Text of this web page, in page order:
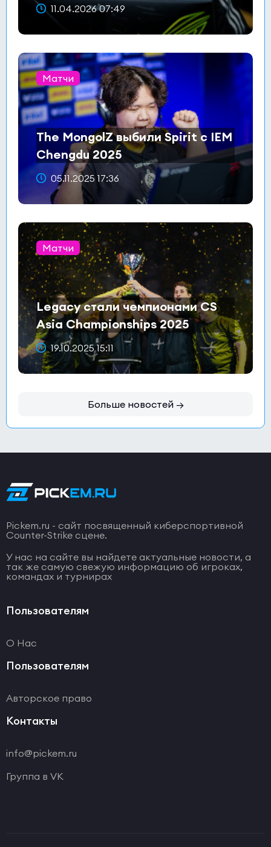
11.04.2026 07:49
Матчи
The MongolZ выбили Spirit с IEM
Chengdu 2025
05.11.2025 17:36
Матчи
Legacy стали чемпионами CS
Asia Championships 2025
19.10.2025 15:11
Больше новостей →
Pickem.ru - сайт посвященный киберспортивной
Counter-Strike сцене.
У нас на сайте вы найдете актуальные новости, а
так же самую свежую информацию об игроках,
командах и турнирах
Пользователям
О Нас
Пользователям
Авторское право
Контакты
info@pickem.ru
Группа в VK